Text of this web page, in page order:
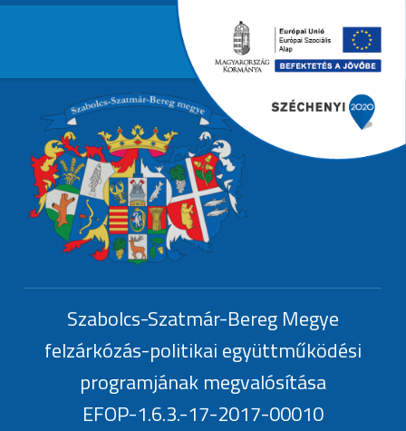
Header info sidebar
Szabolcs-Szatmár-Bereg Megye
felzárkózás-politikai együttműködési
programjának megvalósítása
EFOP-1.6.3.-17-2017-00010